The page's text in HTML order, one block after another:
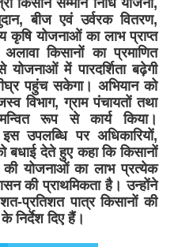
किसान सम्मान निधि योजना,
बीज एवं उर्वरक वितरण,
कृषि योजनाओं का लाभ प्राप्त
किसानों का प्रमाणित
में पारदर्शिता बढ़ेगी
पहुंच सकेगा। अभियान को
विभाग, ग्राम पंचायतों तथा
रूप से कार्य किया।
उपलब्धि पर अधिकारियों,
बधाई देते हुए कहा कि किसानों
की योजनाओं का लाभ प्रत्येक
की प्राथमिकता है। उन्होंने
प्रतिशत पात्र किसानों की
निर्देश दिए हैं।